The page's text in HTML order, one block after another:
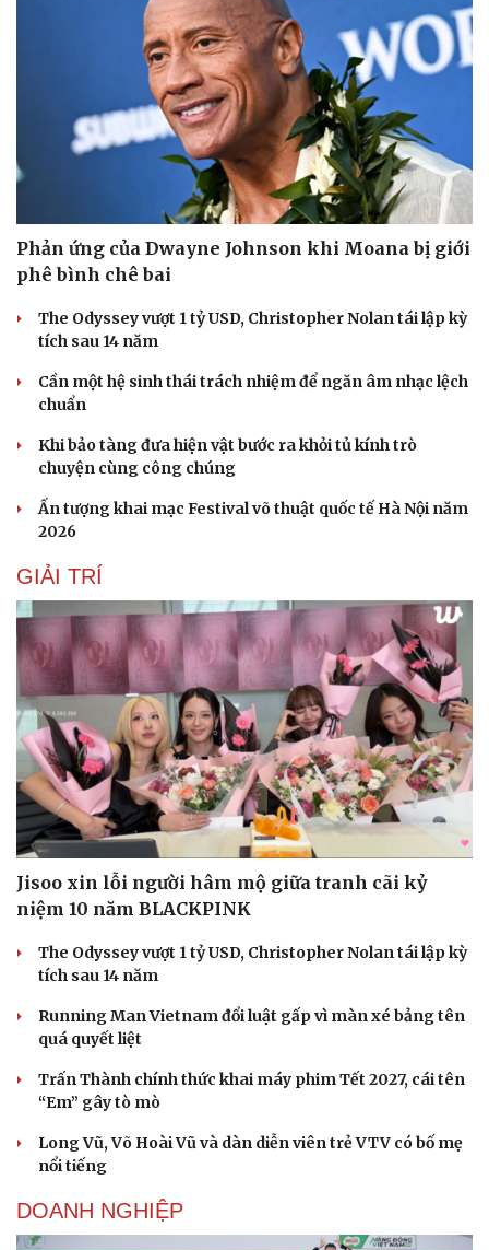
Cải chính
Phản ứng của Dwayne Johnson khi Moana bị giới
phê bình chê bai
The Odyssey vượt 1 tỷ USD, Christopher Nolan tái lập kỳ
tích sau 14 năm
Cần một hệ sinh thái trách nhiệm để ngăn âm nhạc lệch
chuẩn
Khi bảo tàng đưa hiện vật bước ra khỏi tủ kính trò
chuyện cùng công chúng
Ấn tượng khai mạc Festival võ thuật quốc tế Hà Nội năm
2026
GIẢI TRÍ
Jisoo xin lỗi người hâm mộ giữa tranh cãi kỷ
niệm 10 năm BLACKPINK
The Odyssey vượt 1 tỷ USD, Christopher Nolan tái lập kỳ
tích sau 14 năm
Running Man Vietnam đổi luật gấp vì màn xé bảng tên
quá quyết liệt
Trấn Thành chính thức khai máy phim Tết 2027, cái tên
“Em” gây tò mò
Long Vũ, Võ Hoài Vũ và dàn diễn viên trẻ VTV có bố mẹ
nổi tiếng
DOANH NGHIỆP